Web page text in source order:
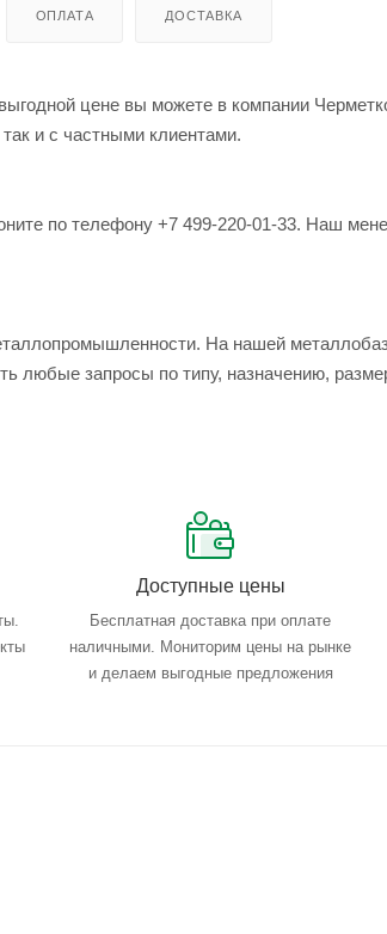
ОПЛАТА ДОСТАВКА
цене вы можете в компании
и с частными клиентами.
по телефону +7 499-220-01-33. Наш
На нашей
любые запросы по типу, назначению,
Доступные цены
Бесплатная доставка при оплате
наличными. Мониторим цены на рынке
и делаем выгодные предложения